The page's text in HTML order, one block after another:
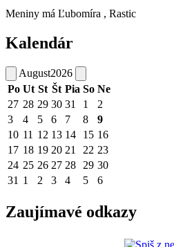
Meniny má Ľubomíra , Rastic
Kalendár
August2026
Po Ut St Št Pia So Ne
27 28 29 30 31 1
2
3
4 5 6 7 8
9
10 11 12 13 14 15 16
17 18 19 20 21 22 23
24 25 26 27 28 29 30
31 1 2 3 4 5 6
Zaujímavé odkazy